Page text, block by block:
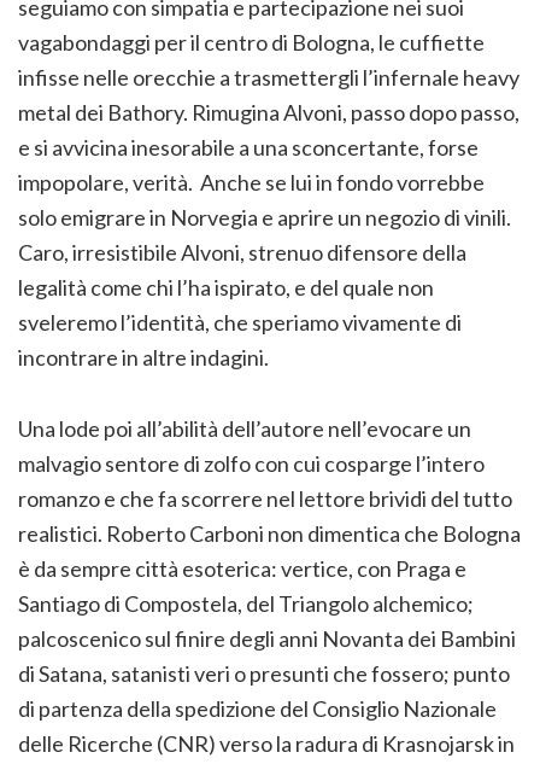
seguiamo con simpatia e partecipazione nei suoi
vagabondaggi per il centro di Bologna, le cuffiette
infisse nelle orecchie a trasmettergli l’infernale heavy
metal dei Bathory. Rimugina Alvoni, passo dopo passo,
e si avvicina inesorabile a una sconcertante, forse
impopolare, verità. Anche se lui in fondo vorrebbe
solo emigrare in Norvegia e aprire un negozio di vinili.
Caro, irresistibile Alvoni, strenuo difensore della
legalità come chi l’ha ispirato, e del quale non
sveleremo l’identità, che speriamo vivamente di
incontrare in altre indagini.
Una lode poi all’abilità dell’autore nell’evocare un
malvagio sentore di zolfo con cui cosparge l’intero
romanzo e che fa scorrere nel lettore brividi del tutto
realistici. Roberto Carboni non dimentica che Bologna
è da sempre città esoterica: vertice, con Praga e
Santiago di Compostela, del Triangolo alchemico;
palcoscenico sul finire degli anni Novanta dei Bambini
di Satana, satanisti veri o presunti che fossero; punto
di partenza della spedizione del Consiglio Nazionale
delle Ricerche (CNR) verso la radura di Krasnojarsk in